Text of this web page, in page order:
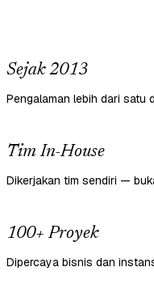
Sejak 2013
Pengalaman lebih dari satu
Tim In-House
Dikerjakan tim sendiri —
100+ Proyek
Dipercaya bisnis dan